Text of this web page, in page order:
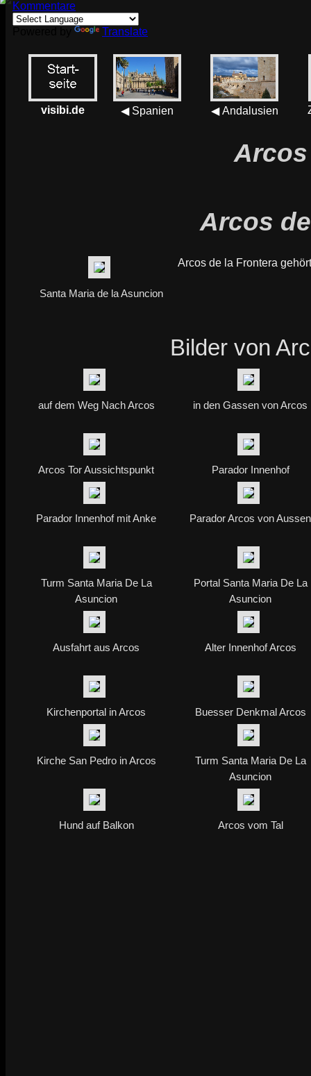
Kommentare
Translate
visibi.de ◀ Spanien ◀ Andalusien
Arcos
Santa Maria de la Asuncion
Arcos de la Frontera
Bilder von
auf dem Weg Nach Arcos in den Gassen von Arcos
Arcos Tor Aussichtspunkt Parador Innenhof
Parador Innenhof mit Anke Parador Arcos von Aussen
Turm Santa Maria De La
Asuncion
Portal Santa Maria De La
Asuncion
Ausfahrt aus Arcos Alter Innenhof Arcos
Kirchenportal in Arcos Buesser Denkmal Arcos
Kirche San Pedro in Arcos
Turm Santa Maria De La
Asuncion
Hund auf Balkon Arcos vom Tal